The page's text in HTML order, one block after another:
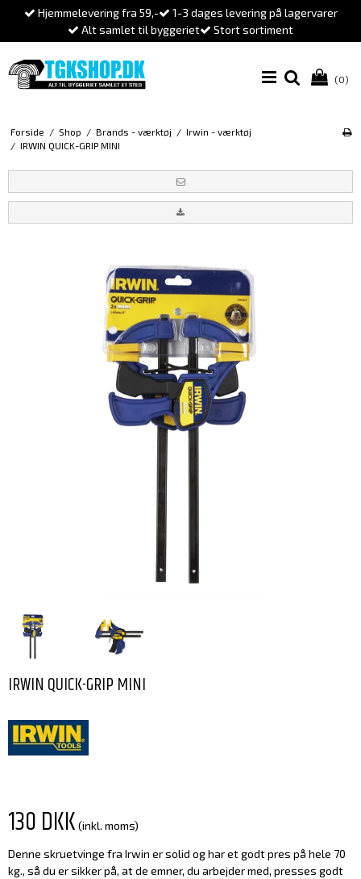
Hjemmelevering fra 59,-
1-3 dages levering på lagervarer
Alt samlet til byggeriet
Stort sortiment
(0)
Forside / Shop / Brands - værktøj / Irwin - værktøj
/ IRWIN QUICK-GRIP MINI
IRWIN QUICK-GRIP MINI
130 DKK (inkl. moms)
Denne skruetvinge fra Irwin er solid og har et godt pres på hele 70
kg., så du er sikker på, at de emner, du arbejder med, presses godt